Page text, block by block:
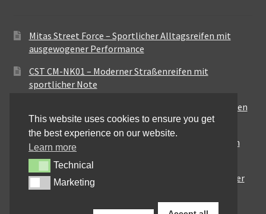
Mitas Street Force – Sportlicher Alltagsreifen mit
ausgewogener Performance
CST CM-NK01 – Moderner Straßenreifen mit
sportlicher Note
Maxxis MA-ST3 – Ausgewogener Sport-Touring-Reifen
für vielseitige Einsätze
Pirelli City Demon – Zuverlässigkeit für den urbanen
Alltag
Metzeler Perfect ME77 – Klassische Optik mit solider
Straßenperformance
This website uses cookies to ensure you get
the best experience on our website.
Learn more
TechnicalTechnical
MarketingMarketing